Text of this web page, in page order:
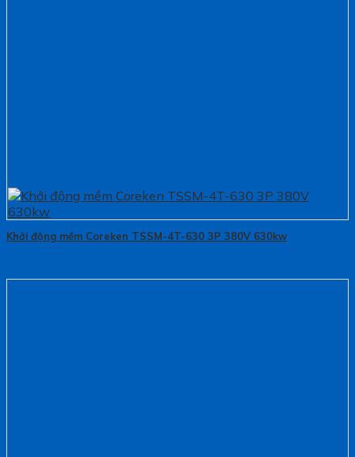
Khởi động mềm Coreken TSSM-4T-630 3P 380V 630kw